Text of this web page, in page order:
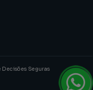
Decisões Seguras